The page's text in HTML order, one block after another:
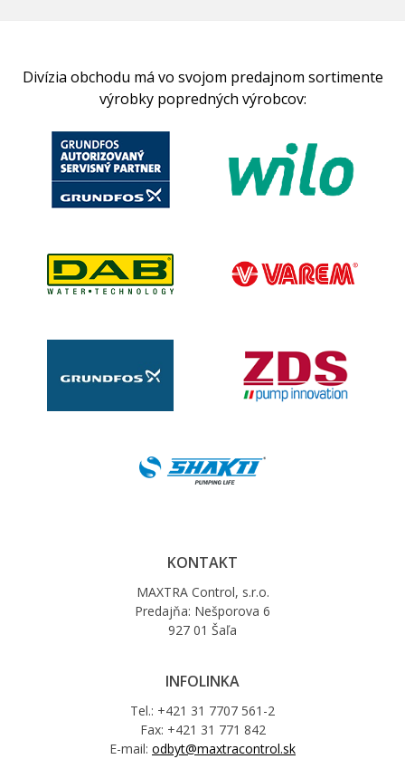
Divízia obchodu má vo svojom predajnom sortimente
výrobky popredných výrobcov:
KONTAKT
MAXTRA Control, s.r.o.
Predajňa: Nešporova 6
927 01 Šaľa
INFOLINKA
Tel.: +421 31 7707 561-2
Fax: +421 31 771 842
E-mail: odbyt@maxtracontrol.sk